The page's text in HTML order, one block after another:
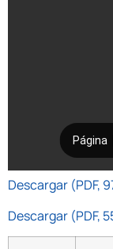
Descargar (PDF,
Descargar (PDF,